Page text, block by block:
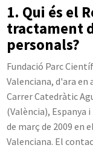
1. Qui és el
tractament
personals?
Fundació Parc
Valenciana, d'ara en
Carrer Catedràtic
(València), Espanya
de març de 2009 en
Valenciana. El